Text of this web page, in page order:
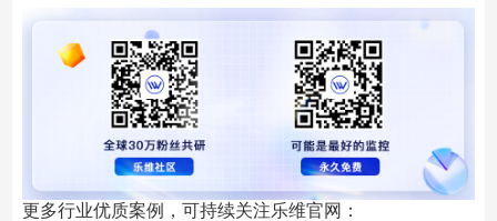
更多行业优质案例，可持续关注乐维官网：